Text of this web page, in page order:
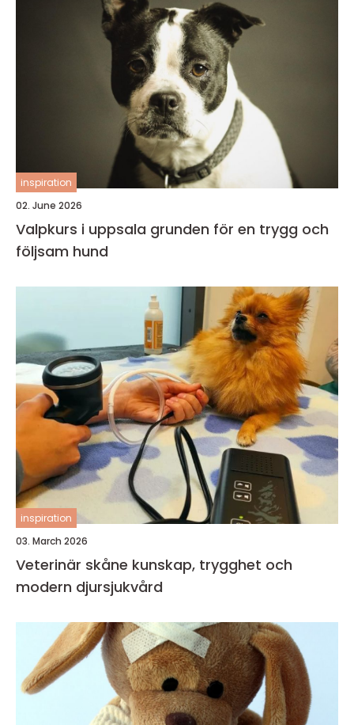
inspiration
02. June 2026
Valpkurs i uppsala grunden för en trygg och
följsam hund
inspiration
03. March 2026
Veterinär skåne kunskap, trygghet och
modern djursjukvård